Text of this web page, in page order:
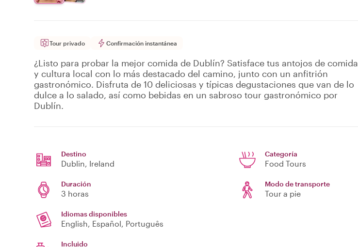
Tour privado Confirmación instantánea
¿Listo para probar la mejor comida de Dublín? Satisface tus antojos de comida
y cultura local con lo más destacado del camino, junto con un anfitrión
gastronómico. Disfruta de 10 deliciosas y típicas degustaciones que van de lo
dulce a lo salado, así como bebidas en un sabroso tour gastronómico por
Dublín.
Destino
Dublin, Ireland
Categoría
Food Tours
Duración
3 horas
Modo de transporte
Tour a pie
Idiomas disponibles
English, Español, Português
Incluido